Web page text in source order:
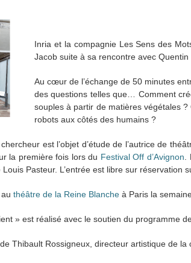
Inria et la compagnie Les Sens des
Jacob suite à sa rencontre avec
Au cœur de l’échange de 50 minutes
des questions telles que… Comment
souples à partir de matières végétales
robots aux côtés des humains ?
est l’objet d’étude de l’autrice de
la première fois lors du Festival Off d’Avignon.
Pasteur. L’entrée est libre sur réservation
théâtre de la Reine Blanche à Paris la
» est réalisé avec le soutien du programme
Thibault Rossigneux, directeur artistique de